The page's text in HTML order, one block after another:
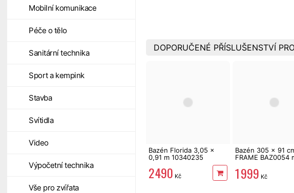
Mobilní komunikace
Péče o tělo
Sanitární technika
Sport a kempink
Stavba
Svítidla
Video
Výpočetní technika
Vše pro zvířata
DOPORUČENÉ PŘÍSLUŠENSTVÍ
Bazén Florida 3,05 x
0,91 m 10340235
2 490 Kč
Bazén 305 x 91
FRAME BAZ0054
s pevnou
1 999 Kč